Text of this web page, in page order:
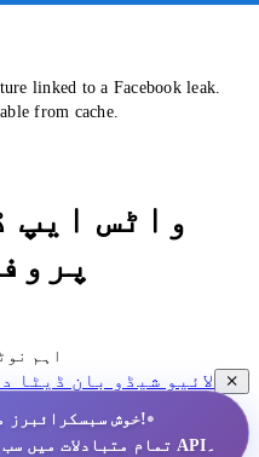
linked to a Facebook leak.
from cache.
واٹس ایپ
اہم
لائیو شیڈو بان ڈیٹا
2,500+ خوش سبسکرائبرز میں شامل ہوں!•
تمام متبادلات میں سب سے سستا واٹس ایپ پروفائل API۔